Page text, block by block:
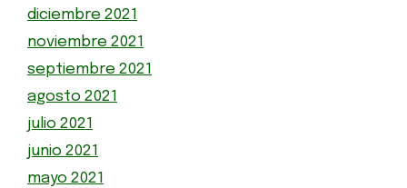
diciembre 2021
noviembre 2021
septiembre 2021
agosto 2021
julio 2021
junio 2021
mayo 2021